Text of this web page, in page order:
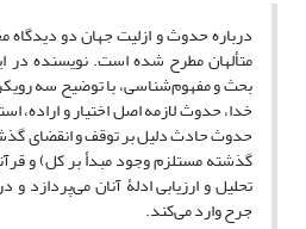
درباره حدوث و ازلیت جهان دو دیدگاه
متألهان مطرح شده است. نویسنده در
بحث و مفهوم‌شناسی، با توضیح سه
خدا، حدوث لازمه اصل اختیار و اراده،
حدوث حادث دلیل بر توقف و انقضای
گذشته مستلزم وجود مبدأ بر کل) و
تحلیل و ارزیابی ادلۀ آنان می‌پردازد و
جرح وارد می‌کند.